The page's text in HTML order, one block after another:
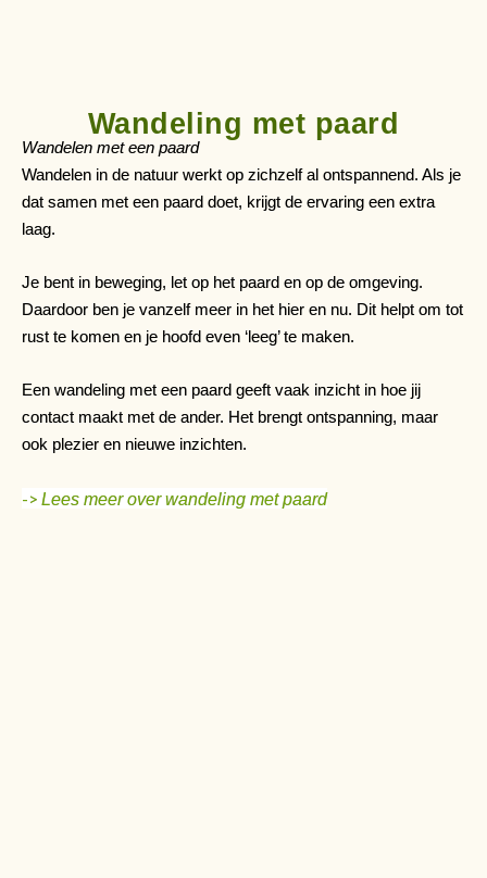
Wandeling met paard
Wandelen met een paard
Wandelen in de natuur werkt op zichzelf al ontspannend. Als je
dat samen met een paard doet, krijgt de ervaring een extra
laag.
Je bent in beweging, let op het paard en op de omgeving.
Daardoor ben je vanzelf meer in het hier en nu. Dit helpt om tot
rust te komen en je hoofd even ‘leeg’ te maken.
Een wandeling met een paard geeft vaak inzicht in hoe jij
contact maakt met de ander. Het brengt ontspanning, maar
ook plezier en nieuwe inzichten.
-> Lees meer over wandeling met paard